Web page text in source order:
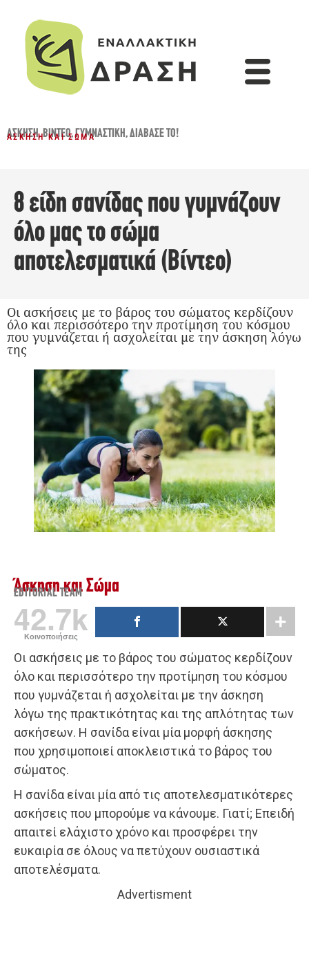
ΆΣΚΗΣΗ,ΒΊΝΤΕΟ,ΓΥΜΝΑΣΤΙΚΉ,ΔΙΆΒΑΣΈ ΤΟ!
ΆΣΚΗΣΗ ΚΑΙ ΣΏΜΑ
8 είδη σανίδας που γυμνάζουν
όλο μας το σώμα
αποτελεσματικά (Βίντεο)
Οι ασκήσεις με το βάρος του σώματος κερδίζουν
όλο και περισσότερο την προτίμηση του κόσμου
που γυμνάζεται ή ασχολείται με την άσκηση λόγω
της
Άσκηση και Σώμα
EDITORIAL TEAM
42.7k
Κοινοποιήσεις
Οι ασκήσεις με το βάρος του σώματος κερδίζουν
όλο και περισσότερο την προτίμηση του κόσμου
που γυμνάζεται ή ασχολείται με την άσκηση
λόγω της πρακτικότητας και της απλότητας των
ασκήσεων. Η σανίδα είναι μία μορφή άσκησης
που χρησιμοποιεί αποκλειστικά το βάρος του
σώματος.
Η σανίδα είναι μία από τις αποτελεσματικότερες
ασκήσεις που μπορούμε να κάνουμε. Γιατί; Επειδή
απαιτεί ελάχιστο χρόνο και προσφέρει την
ευκαιρία σε όλους να πετύχουν ουσιαστικά
αποτελέσματα.
Advertisment